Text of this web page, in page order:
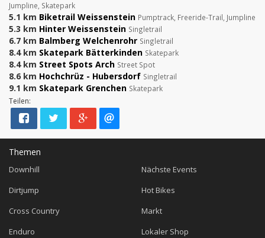
Jumpline, Skatepark
5.1 km Biketrail Weissenstein Pumptrack, Freeride-Trail, Jumpline
5.3 km Hinter Weissenstein Singletrail
6.7 km Balmberg Welchenrohr Singletrail
8.4 km Skatepark Bätterkinden Skatepark
8.4 km Street Spots Arch Street Spot
8.6 km Hochchrüz - Hubersdorf Singletrail
9.1 km Skatepark Grenchen Skatepark
Teilen:
Themen
Downhill
Dirtjump
Cross Country
Enduro
Nächste Events
Hot Bikes
Markt
Lokaler Shop